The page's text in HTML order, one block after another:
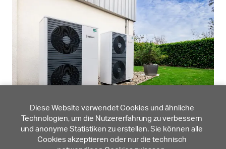
Diese Website verwendet Cookies und ähnliche
Technologien, um die Nutzererfahrung zu verbessern
und anonyme Statistiken zu erstellen. Sie können alle
Cookies akzeptieren oder nur die technisch